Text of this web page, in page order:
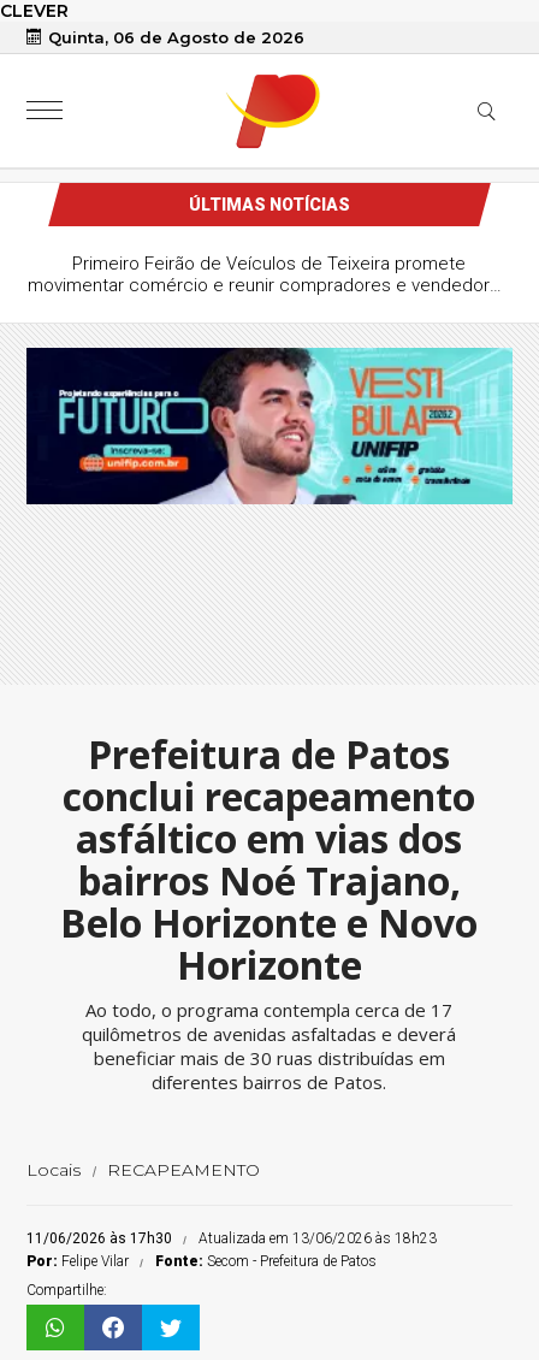
CLEVER
Quinta, 06 de Agosto de 2026
ÚLTIMAS NOTÍCIAS
Primeiro Feirão de Veículos de Teixeira promete
movimentar comércio e reunir compradores e vendedores
Prefeitura de Patos
conclui recapeamento
asfáltico em vias dos
bairros Noé Trajano,
Belo Horizonte e Novo
Horizonte
Ao todo, o programa contempla cerca de 17
quilômetros de avenidas asfaltadas e deverá
beneficiar mais de 30 ruas distribuídas em
diferentes bairros de Patos.
Locais RECAPEAMENTO
11/06/2026 às 17h30
Atualizada em 13/06/2026 às 18h23
Por: Felipe Vilar Fonte:Secom - Prefeitura de Patos
Compartilhe: